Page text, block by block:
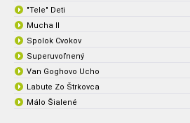
"Tele" Deti
Mucha II
Spolok Cvokov
Superuvoľnený
Van Goghovo Ucho
Labute Zo Štrkovca
Málo Šialené